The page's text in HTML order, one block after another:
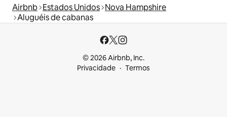
Airbnb Estados Unidos Nova Hampshire
Aluguéis de cabanas
© 2026 Airbnb, Inc.
Privacidade
Termos